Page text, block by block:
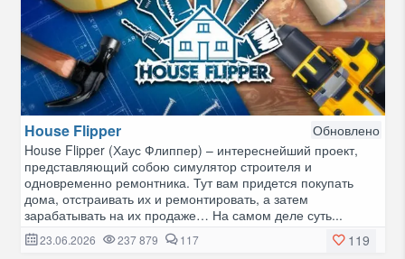
House Flipper
Обновлено
House Flipper (Хаус Флиппер) – интереснейший проект,
представляющий собою симулятор строителя и
одновременно ремонтника. Тут вам придется покупать
дома, отстраивать их и ремонтировать, а затем
зарабатывать на их продаже… На самом деле суть...
119
23.06.2026 237 879 117